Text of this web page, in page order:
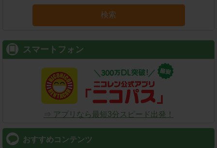
検索
スマートフォン
⇒ アプリなら最短3分スピード出発！
おすすめコンテンツ